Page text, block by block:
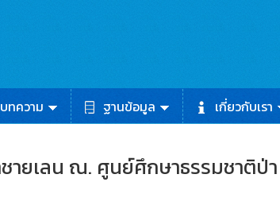
บทความ ฐานข้อมูล เกี่ยวกับเรา
ายเลน ณ. ศูนย์ศึกษาธรรมชาติป่า